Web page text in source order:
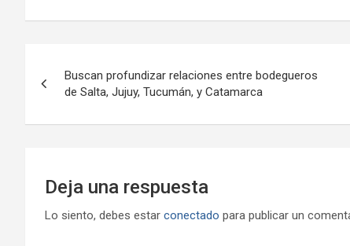
k
p
ail
de
entradas
Buscan profundizar relaciones entre bodegueros
de Salta, Jujuy, Tucumán, y Catamarca
Deja una respuesta
Lo siento, debes estar conectado para publicar un